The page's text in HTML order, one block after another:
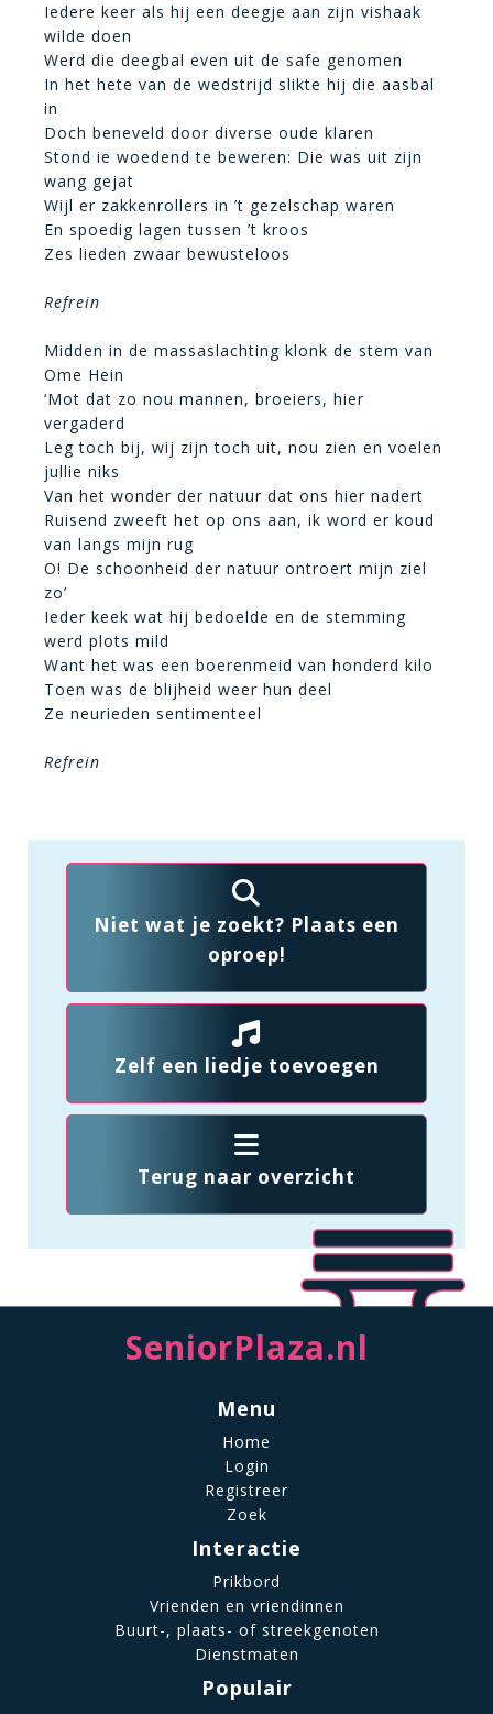
Iedere keer als hij een deegje aan zijn vishaak
wilde doen
Werd die deegbal even uit de safe genomen
In het hete van de wedstrijd slikte hij die aasbal
in
Doch beneveld door diverse oude klaren
Stond ie woedend te beweren: Die was uit zijn
wang gejat
Wijl er zakkenrollers in ’t gezelschap waren
En spoedig lagen tussen ’t kroos
Zes lieden zwaar bewusteloos
Refrein
Midden in de massaslachting klonk de stem van
Ome Hein
‘Mot dat zo nou mannen, broeiers, hier
vergaderd
Leg toch bij, wij zijn toch uit, nou zien en voelen
jullie niks
Van het wonder der natuur dat ons hier nadert
Ruisend zweeft het op ons aan, ik word er koud
van langs mijn rug
O! De schoonheid der natuur ontroert mijn ziel
zo’
Ieder keek wat hij bedoelde en de stemming
werd plots mild
Want het was een boerenmeid van honderd kilo
Toen was de blijheid weer hun deel
Ze neurieden sentimenteel
Refrein
Niet wat je zoekt? Plaats een
oproep!
Zelf een liedje toevoegen
Terug naar overzicht
SeniorPlaza.nl
Menu
Home
Login
Registreer
Zoek
Interactie
Prikbord
Vrienden en vriendinnen
Buurt-, plaats- of streekgenoten
Dienstmaten
Populair